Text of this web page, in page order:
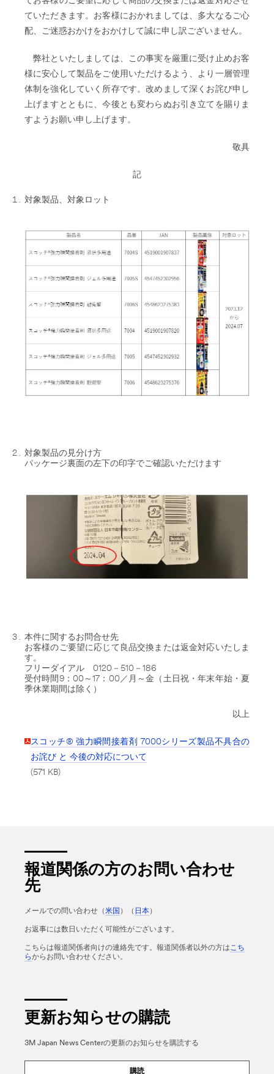
ていただきます。お客様におかれましては、多大なるご心
配、ご迷惑おかけをおかけして誠に申し訳ございません。
弊社といたしましては、この事実を厳重に受け止めお客
様に安心して製品をご使用いただけるよう、より一層管理
体制を強化していく所存です。改めまして深くお詫び申し
上げますとともに、今後とも変わらぬお引き立てを賜りま
すようお願い申し上げます。
敬具
記
対象製品、対象ロット
対象製品の見分け方
パッケージ裏面の左下の印字でご確認いただけます
本件に関するお問合せ先
お客様のご要望に応じて良品交換または返金対応いたしま
す。
フリーダイアル 0120－510－186
受付時間9：00～17：00／月～金（土日祝・年末年始・夏
季休業期間は除く）
以上
スコッチ® 強力瞬間接着剤 7000シリーズ製品不具合の
お詫び と 今後の対応について
(571 KB)
報道関係の方のお問い合わせ
先
メールでの問い合わせ（米国 ）（ 日本）
お返事には数日いただく可能性がございます。
こちらは報道関係者向けの連絡先です。報道関係者以外の方はこち
らからお問い合わせください。
更新お知らせの購読
3M Japan News Centerの更新のお知らせを購読する
購読